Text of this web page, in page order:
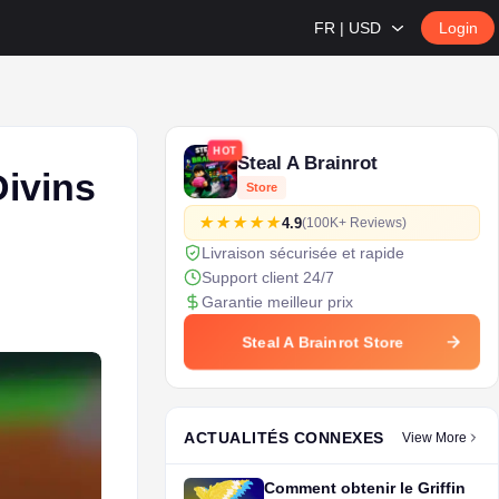
FR | USD Login
HOT
Steal A Brainrot
Store
4.9(100K+ Reviews)
Livraison sécurisée et rapide
Support client 24/7
Garantie meilleur prix
Steal A Brainrot Store
ACTUALITÉS CONNEXES View More
Comment obtenir le Griffin